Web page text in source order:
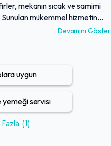
mekanın sıcak ve samimi
mükemmel hizmetin
ziyaretçiler için cazip bir
Devamını Göster
uygun
yemeği servisi
(1)